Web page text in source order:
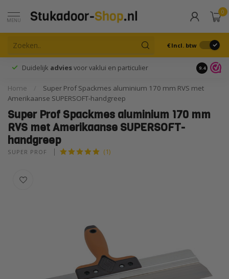
MENU
0
€ Incl. btw
Duidelijk adviesvoor vaklui en particulier 9.4
Home
Super Prof Spackmes aluminium 170 mm RVS met
Amerikaanse SUPERSOFT-handgreep
Super Prof Spackmes aluminium 170 mm
RVS met Amerikaanse SUPERSOFT-
handgreep
SUPER PROF (1)